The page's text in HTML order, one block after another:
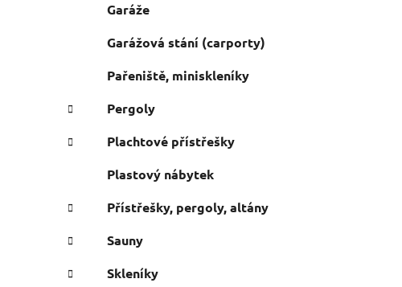
Garáže
Garážová stání (carporty)
Pařeniště, miniskleníky
Pergoly
Plachtové přístřešky
Plastový nábytek
Přístřešky, pergoly, altány
Sauny
Skleníky